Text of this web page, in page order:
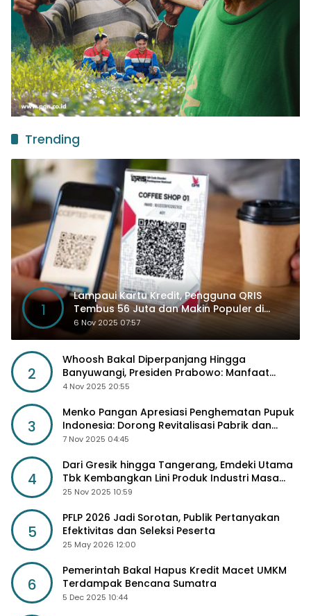
Trending
1
Lampaui Kartu Kredit, Pengguna QRIS
Tembus 56 Juta dan Makin Populer di
Kancah Global
6 Nov 2025 07:57
2
Whoosh Bakal Diperpanjang Hingga
Banyuwangi, Presiden Prabowo: Manfaat
Sosial Lebih Besar
4 Nov 2025 20:55
3
Menko Pangan Apresiasi Penghematan Pupuk
Indonesia: Dorong Revitalisasi Pabrik dan
Diskon Harga Pupuk
7 Nov 2025 04:45
4
Dari Gresik hingga Tangerang, Emdeki Utama
Tbk Kembangkan Lini Produk Industri Masa
Depan
25 Nov 2025 10:59
5
PFLP 2026 Jadi Sorotan, Publik Pertanyakan
Efektivitas dan Seleksi Peserta
25 May 2026 12:00
6
Pemerintah Bakal Hapus Kredit Macet UMKM
Terdampak Bencana Sumatra
5 Dec 2025 10:44